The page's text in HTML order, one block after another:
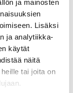
ja mainosten
Lisäksi
ja analytiikka-
käytät
näitä
tai joita on